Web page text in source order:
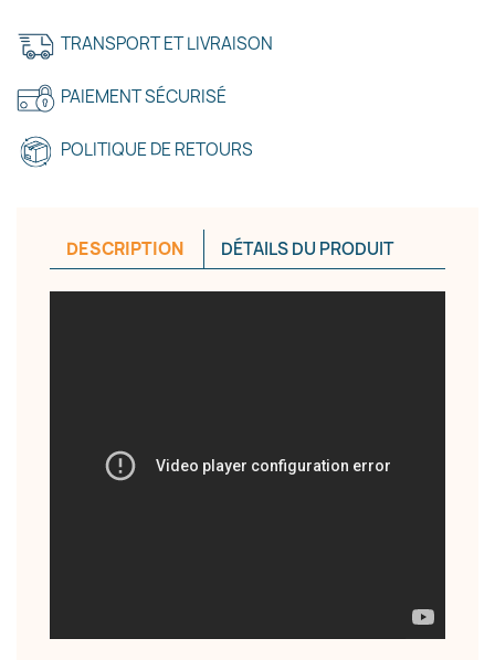
TRANSPORT ET LIVRAISON
PAIEMENT SÉCURISÉ
POLITIQUE DE RETOURS
DESCRIPTION DÉTAILS DU PRODUIT